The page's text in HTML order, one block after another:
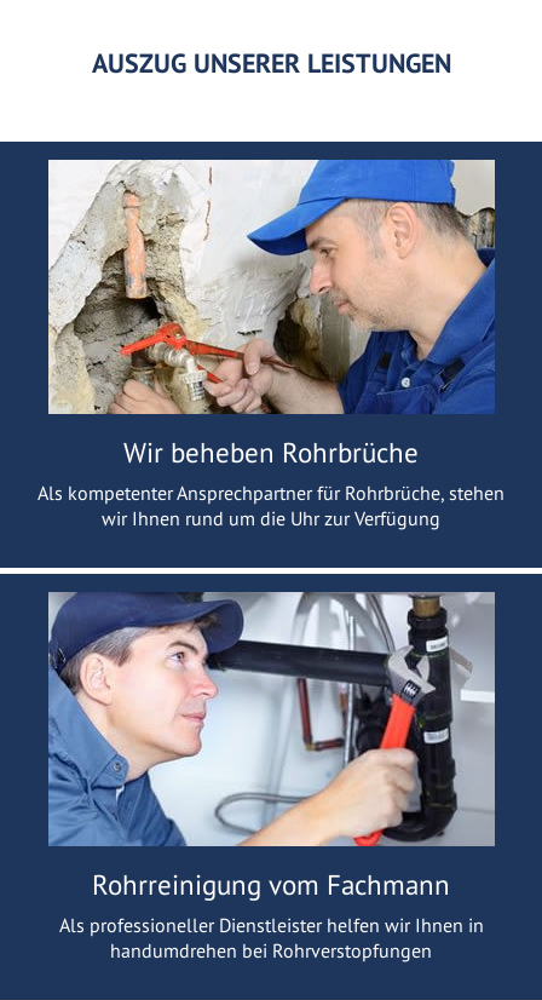
AUSZUG UNSERER LEISTUNGEN
Wir beheben Rohrbrüche
Als kompetenter Ansprechpartner für Rohrbrüche, stehen
wir Ihnen rund um die Uhr zur Verfügung
Rohrreinigung vom Fachmann
Als professioneller Dienstleister helfen wir Ihnen in
handumdrehen bei Rohrverstopfungen